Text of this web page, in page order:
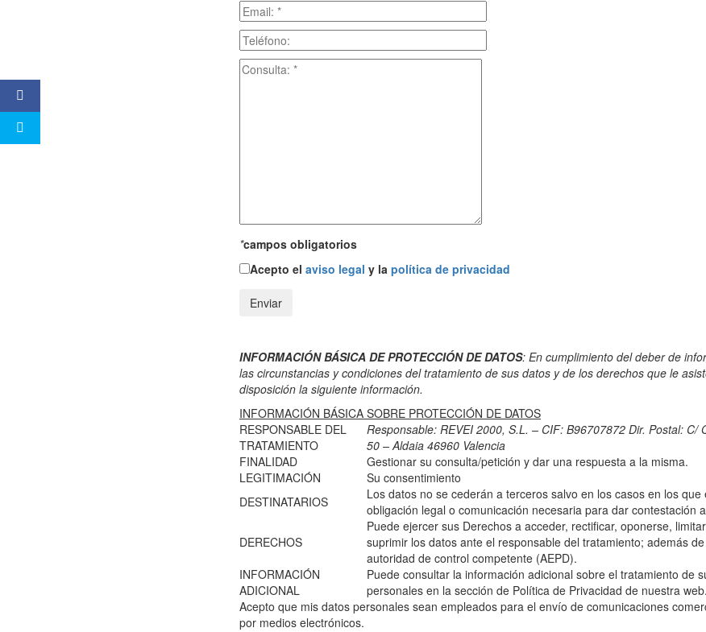
*campos obligatorios
Acepto el aviso legal y la política de privacidad
INFORMACIÓN BÁSICA DE PROTECCIÓN DE DATOS: En cumplimiento del deber de
las circunstancias y condiciones del tratamiento de sus datos y de los derechos que le
disposición la siguiente información.
INFORMACIÓN BÁSICA SOBRE PROTECCIÓN DE DATOS
RESPONSABLE DEL
TRATAMIENTO
Responsable: REVEI 2000, S.L. – CIF: B96707872 Dir. Postal: C/
50 – Aldaia 46960 Valencia
FINALIDAD
Gestionar su consulta/petición y dar una respuesta a la misma.
LEGITIMACIÓN
Su consentimiento
DESTINATARIOS
Los datos no se cederán a terceros salvo en los casos en los que
obligación legal o comunicación necesaria para dar contestación
DERECHOS
Puede ejercer sus Derechos a acceder, rectificar, oponerse,
suprimir los datos ante el responsable del tratamiento; además
autoridad de control competente (AEPD).
INFORMACIÓN
ADICIONAL
Puede consultar la información adicional sobre el tratamiento de
personales en la sección de Política de Privacidad de nuestra web.
Acepto que mis datos personales sean empleados para el envío de comunicaciones
por medios electrónicos.